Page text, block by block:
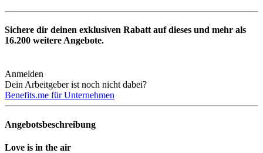
Sichere dir deinen exklusiven Rabatt auf dieses und mehr als
16.200 weitere Angebote.
Anmelden
Dein Arbeitgeber ist noch nicht dabei?
Benefits.me für Unternehmen
Angebotsbeschreibung
Love is in the air